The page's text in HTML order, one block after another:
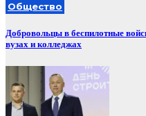
Общество
Добровольцы в беспилотные
вузах и колледжах